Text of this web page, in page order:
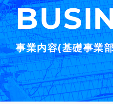
事業内容(基礎事業